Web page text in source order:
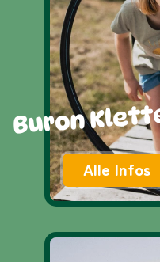
Buron
Alle Infos